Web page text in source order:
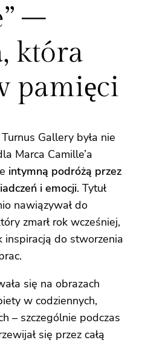
–
która
pamięci
Gallery była nie
Marca Camille’a
intymną podróżą przez
i emocji. Tytuł
nawiązywał do
zmarł rok wcześniej,
inspiracją do stworzenia
się na obrazach
w codziennych,
– szczególnie podczas
się przez całą